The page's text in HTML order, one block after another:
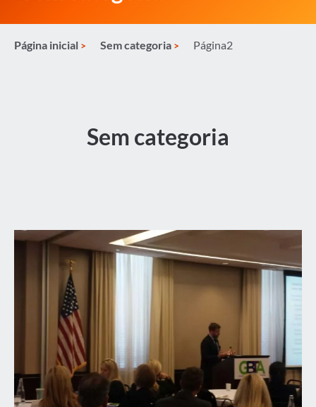
Página inicial Sem categoria Página2
Sem categoria